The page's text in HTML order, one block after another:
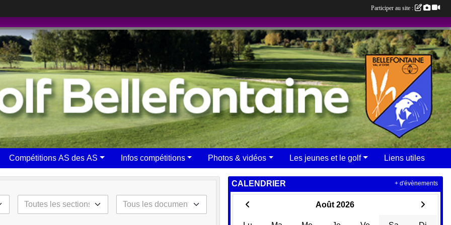
Compétitions AS des AS Infos compétitions Photos & vidéos Les jeunes et le golf Liens utiles
CALENDRIER
Août 2026
+ d'évènements
Participer au site :